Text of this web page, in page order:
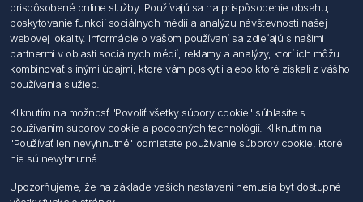
Imprint
Vyhlásenie k ochrane údajov
Všeobecné dodacie a obchodné podmienky
Obchodný zástupca
Môj účet
Môj účet
Objednávky
Adresy
prispôsobené online služby. Používajú sa na prispôsobenie obsahu,
poskytovanie funkcií sociálnych médií a analýzu návštevnosti našej
webovej lokality. Informácie o vašom používaní sa zdieľajú s našimi
partnermi v oblasti sociálnych médií, reklamy a analýzy, ktorí ich môžu
kombinovať s inými údajmi, ktoré vám poskytli alebo ktoré získali z vášho
používania služieb.
Kliknutím na možnosť "Povoliť všetky súbory cookie" súhlasíte s
používaním súborov cookie a podobných technológií. Kliknutím na
"Používať len nevyhnutné" odmietate používanie súborov cookie, ktoré
nie sú nevyhnutné.
Upozorňujeme, že na základe vašich nastavení nemusia byť dostupné